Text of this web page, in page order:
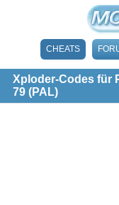
CHEATS
Xploder-Codes für
79 (PAL)